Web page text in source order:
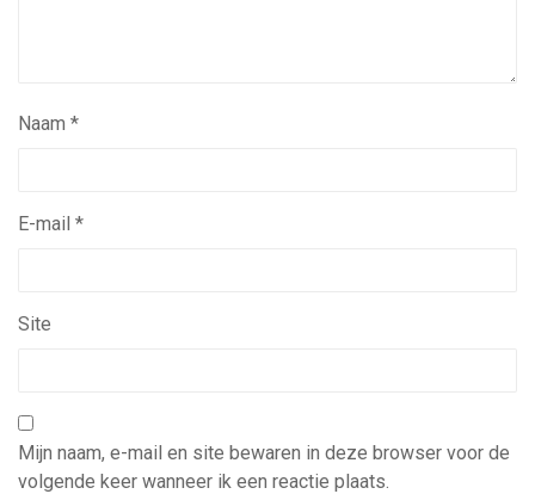
Naam *
E-mail *
Site
Mijn naam, e-mail en site bewaren in deze browser voor de
volgende keer wanneer ik een reactie plaats.